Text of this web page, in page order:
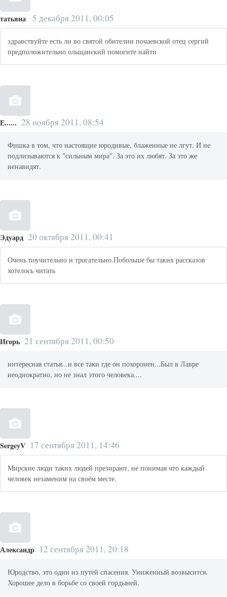
татьяна 5 декабря 2011, 00:05
здравствуйте есть ли во святой обителии почаевской отец сергий
предположительно ольщанский помогите найти
Е...... 28 ноября 2011, 08:54
Фишка в том, что настоящие юродивые, блаженные не лгут. И не
подлизываются к "сильным мира". За это их любят. За это же
ненавидят.
Эдуард 20 октября 2011, 00:41
Очень поучительно и трогательно.Побольше бы таких рассказов
хотелось читать
Игорь 21 сентября 2011, 00:50
интересная статья...и все таки где он похоронен...Был в Лавре
неоднократно, но не знал этого человека....
SergeyV 17 сентября 2011, 14:46
Мирские люди таких людей презирают, не понимая что каждый
человек незаменим на своём месте.
Александр 12 сентября 2011, 20:18
Юродство, это один из путей спасения. Униженный возвысится.
Хорошее дело в борьбе со своей гордыней.